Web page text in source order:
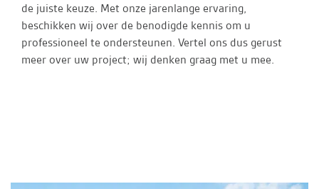
de juiste keuze. Met onze jarenlange ervaring,
beschikken wij over de benodigde kennis om u
professioneel te ondersteunen. Vertel ons dus gerust
meer over uw project; wij denken graag met u mee.